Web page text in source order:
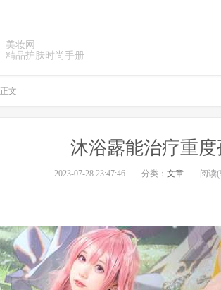
美妆网
精品护肤时尚手册
正文
沐浴露能治疗重度
2023-07-28 23:47:46 分类： 文章 阅读